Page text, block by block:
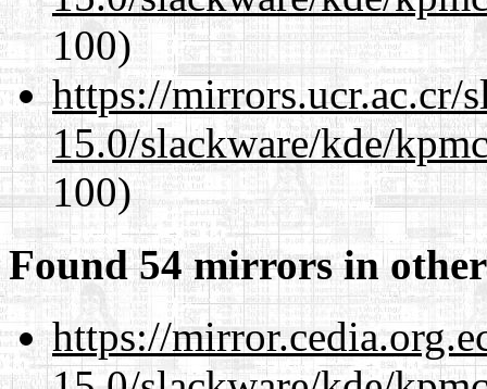
100)
https://mirrors.ucr.ac.cr/
15.0/slackware/kde/
100)
Found 54 mirrors in
https://